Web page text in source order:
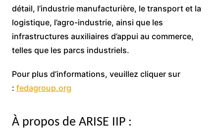
détail, l’industrie manufacturière, le transport et la
logistique, l’agro-industrie, ainsi que les
infrastructures auxiliaires d’appui au commerce,
telles que les parcs industriels.
Pour plus d’informations, veuillez cliquer sur
: fedagroup.org
À propos de ARISE IIP :